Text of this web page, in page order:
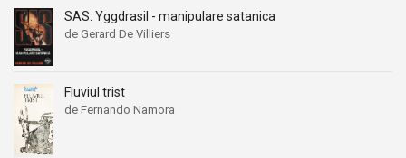
SAS: Yggdrasil - manipulare satanica
de Gerard De Villiers
Fluviul trist
de Fernando Namora